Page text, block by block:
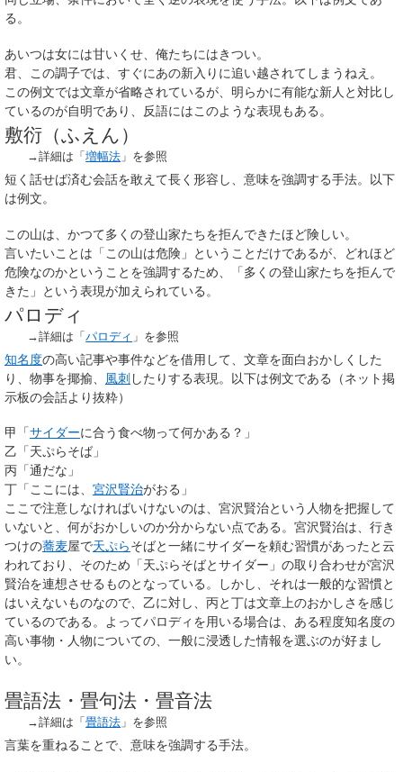
る。
あいつは女には甘いくせ、俺たちにはきつい。
君、この調子では、すぐにあの新入りに追い越されてしまうねえ。
この例文では文章が省略されているが、明らかに有能な新人と対比し
ているのが自明であり、反語にはこのような表現もある。
敷衍（ふえん）
→詳細は「増幅法 」を参照
短く話せば済む会話を敢えて長く形容し、意味を強調する手法。以下
は例文。
この山は、かつて多くの登山家たちを拒んできたほど険しい。
言いたいことは「この山は危険」ということだけであるが、どれほど
危険なのかということを強調するため、「多くの登山家たちを拒んで
きた」という表現が加えられている。
パロディ
→詳細は「パロディ 」を参照
知名度の高い記事や事件などを借用して、文章を面白おかしくした
り、物事を揶揄、 風刺 したりする表現。以下は例文である（ネット掲
示板の会話より抜粋）
甲「サイダーに合う食べ物って何かある？」
乙「天ぷらそば」
丙「通だな」
丁「ここには、 宮沢賢治がおる」
ここで注意しなければいけないのは、宮沢賢治という人物を把握して
いないと、何がおかしいのか分からない点である。宮沢賢治は、行き
つけの蕎麦屋で天ぷらそばと一緒にサイダーを頼む習慣があったと云
われており、そのため「天ぷらそばとサイダー」の取り合わせが宮沢
賢治を連想させるものとなっている。しかし、それは一般的な習慣と
はいえないものなので、乙に対し、丙と丁は文章上のおかしさを感じ
ているのである。よってパロディを用いる場合は、ある程度知名度の
高い事物・人物についての、一般に浸透した情報を選ぶのが好まし
い。
畳語法・畳句法・畳音法
→詳細は「畳語法 」を参照
言葉を重ねることで、意味を強調する手法。